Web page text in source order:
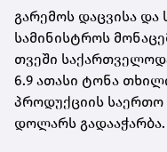
გარემოს დაცვისა
სამინისტროს
თვეში
6.9 ათასი ტონა
პროდუქციის საერთო
დოლარს გადააჭარბა.